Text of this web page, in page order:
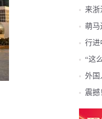
高地
网友
来浙
萌马
情包
行进
“这
外国
到了
震撼